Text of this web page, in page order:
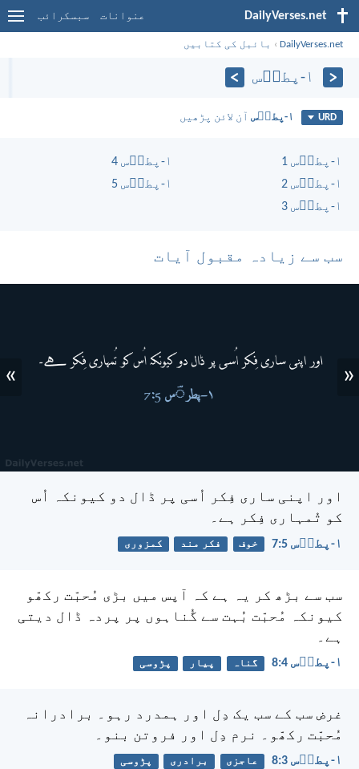
DailyVerses.net عنوانات سبسکرائب
DailyVerses.net
› بائبل کی کتابیں
۱-پطرؔس
URD ۱-پطرؔس آن لائن پڑھیں
۱-پطرؔس 1
۱-پطرؔس 2
۱-پطرؔس 3
۱-پطرؔس 4
۱-پطرؔس 5
سب سے زیادہ مقبول آیات
«
»
اور اپنی ساری فِکر اُسی پر ڈال دو کیونکہ اُس
کو تُمہاری فِکر ہے۔
۱-پطرؔس 5:‏7 خوف فکر مند کمزوری
سب سے بڑھ کر یہ ہے کہ آپس میں بڑی مُحبّت رکھّو
کیونکہ مُحبّت بُہت سے گُناہوں پر پردہ ڈال دیتی
ہے۔
۱-پطرؔس 4:‏8 گناہ پیار پڑوسی
غرض سب کے سب یک دِل اور ہمدرد رہو۔ برادرانہ
مُحبّت رکھّو۔ نرم دِل اور فروتن بنو۔
۱-پطرؔس 3:‏8 عاجزی برادری پڑوسی